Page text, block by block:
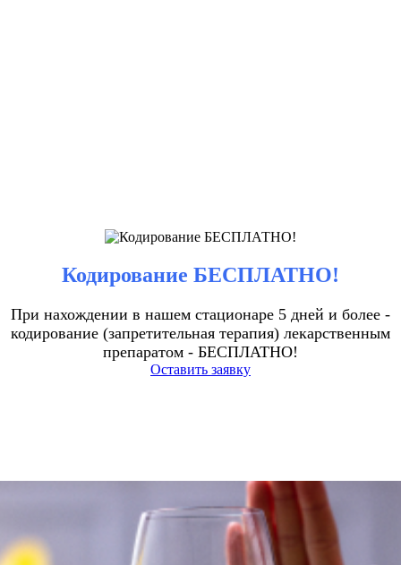
Кодирование БЕСПЛАТНО!
При нахождении в нашем стационаре 5 дней и более -
кодирование (запретительная терапия) лекарственным
препаратом - БЕСПЛАТНО!
Оставить заявку